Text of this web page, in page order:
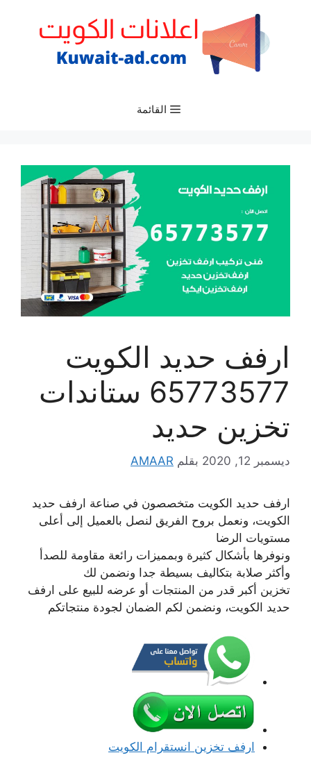
القائمة
ارفف حديد الكويت
65773577 ستاندات
تخزين حديد
ديسمبر 12, 2020 بقلم AMAAR
ارفف حديد الكويت متخصصون في صناعة ارفف حديد
الكويت، ونعمل بروح الفريق لنصل بالعميل إلى أعلى
مستويات الرضا
ونوفرها بأشكال كثيرة وبمميزات رائعة مقاومة للصدأ
وأكثر صلابة بتكاليف بسيطة جدا ونضمن لك
تخزين أكبر قدر من المنتجات أو عرضه للبيع على ارفف
حديد الكويت، ونضمن لكم الضمان لجودة منتجاتكم
ارفف تخزين انستقرام الكويت